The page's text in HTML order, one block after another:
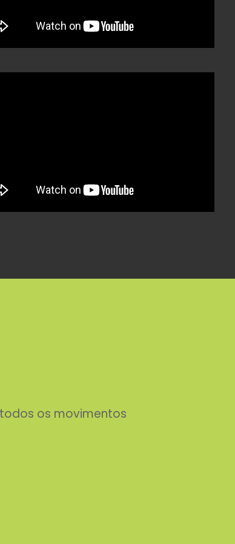
os movimentos